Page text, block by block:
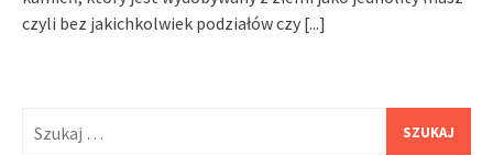
czyli bez jakichkolwiek podziałów czy [...]